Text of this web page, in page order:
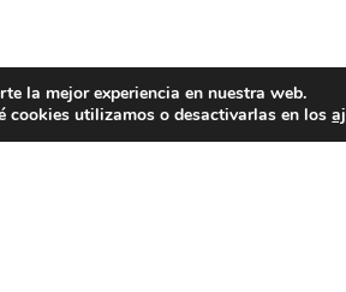
la mejor experiencia en nuestra web.
cookies utilizamos o desactivarlas en los